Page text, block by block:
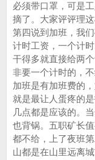
必须带口罩，可是
摘了。大家评评理
第四说到加班，我
计时工资，一个计
干得多就直接给两
非要一个计时的，
加班是有加班费的
就是最让人蛋疼的
几点都是应该的。
也背锅。五职矿长
都不给，上了夜班
山都是在山里远离